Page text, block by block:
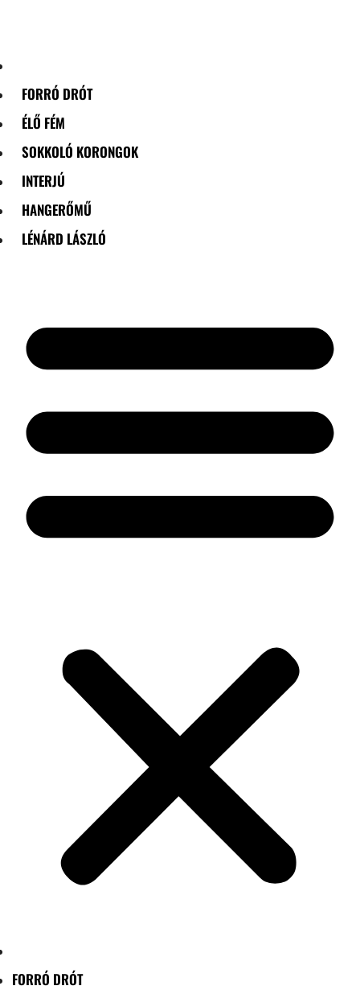
FORRÓ DRÓT
ÉLŐ FÉM
SOKKOLÓ KORONGOK
INTERJÚ
HANGERŐMŰ
LÉNÁRD LÁSZLÓ
FORRÓ DRÓT